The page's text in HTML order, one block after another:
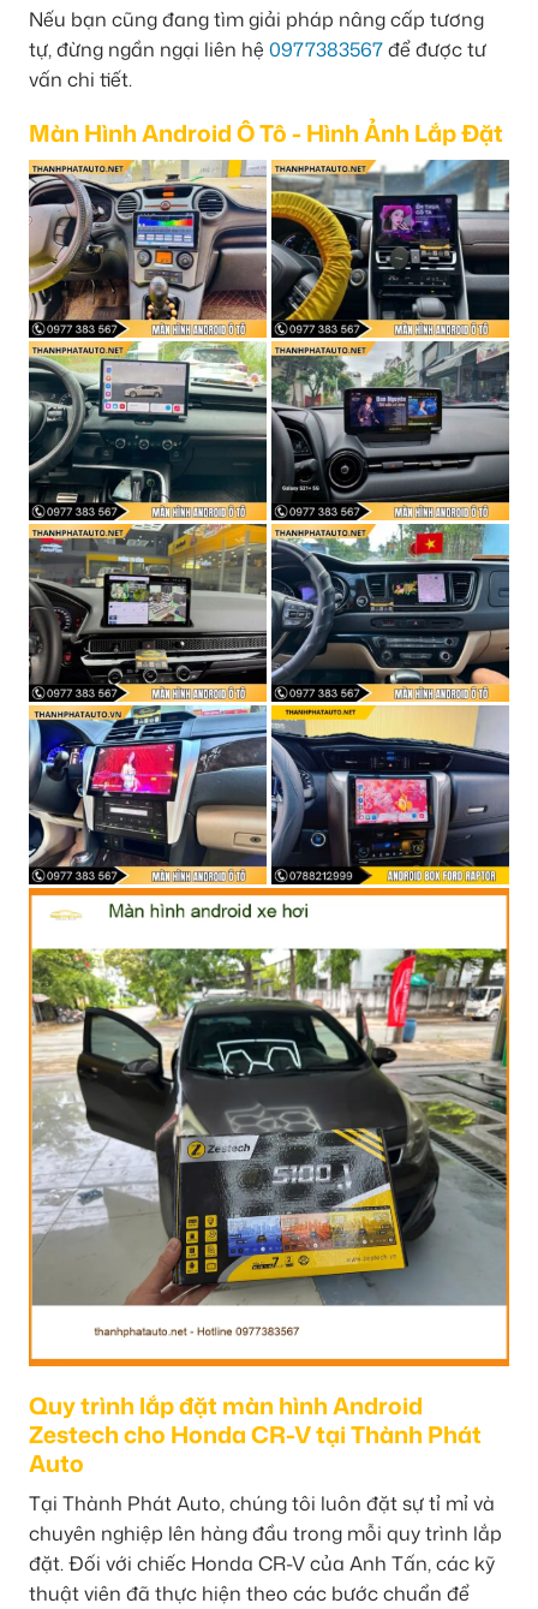
Nếu bạn cũng đang tìm giải pháp nâng cấp tương
tự, đừng ngần ngại liên hệ 0977383567để được tư
vấn chi tiết.
Màn Hình Android Ô Tô - Hình Ảnh Lắp Đặt
Quy trình lắp đặt màn hình Android
Zestech cho Honda CR-V tại Thành Phát
Auto
Tại Thành Phát Auto, chúng tôi luôn đặt sự tỉ mỉ và
chuyên nghiệp lên hàng đầu trong mỗi quy trình lắp
đặt. Đối với chiếc Honda CR-V của Anh Tấn, các kỹ
thuật viên đã thực hiện theo các bước chuẩn để